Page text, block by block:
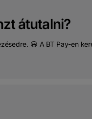
átutalni?
😃 A BT Pay-en